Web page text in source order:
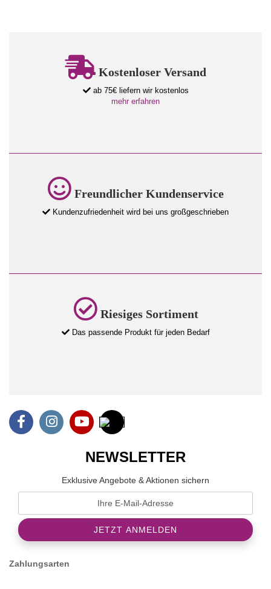
Kostenloser Versand
ab 75€ liefern wir kostenlos
mehr erfahren
Freundlicher Kundenservice
Kundenzufriedenheit wird bei uns großgeschrieben
Riesiges Sortiment
Das passende Produkt für jeden Bedarf
NEWSLETTER
Exklusive Angebote & Aktionen sichern
Zahlungsarten